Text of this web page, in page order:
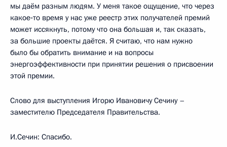
мы даём разным людям. У меня такое ощущение, что через
какое‑то время у нас уже реестр этих получателей премий
может иссякнуть, потому что она большая и, так сказать,
за большие проекты даётся. Я считаю, что нам нужно
было бы обратить внимание и на вопросы
энергоэффективности при принятии решения о присвоении
этой премии.
Слово для выступления Игорю Ивановичу Сечину –
заместителю Председателя Правительства.
И.Сечин: Спасибо.